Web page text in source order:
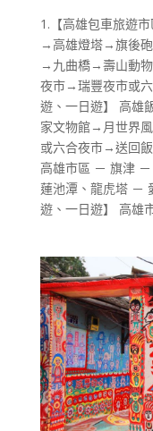
1.【高雄包車旅遊
→高雄燈塔→旗後
→九曲橋→壽山動
夜市→瑞豐夜市或
遊、一日遊】 高
家文物館→月世界
或六合夜市→送回飯
高雄市區 － 旗津
蓮池潭、龍虎塔 －
遊、一日遊】 高雄